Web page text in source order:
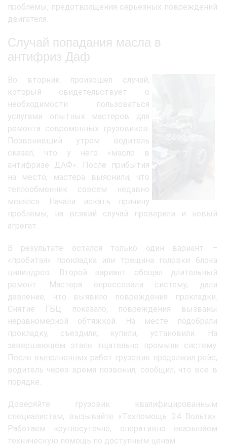
проблемы, предотвращения серьезных повреждений
двигателя.
Случай попадания масла в
антифриз Даф
Во вторник произошел случай,
который свидетельствует о
необходимости пользоваться
услугами опытных мастеров для
ремонта современных грузовиков.
Позвонивший утром водитель
сказал, что у него «масло в
антифризе ДАФ». После прибытия
на место, мастера выяснили, что
теплообменник совсем недавно
менялся. Начали искать причину
проблемы, на всякий случай проверили и новый
агрегат.
В результате остался только один вариант –
«пробитая» прокладка или трещина головки блока
цилиндров. Второй вариант обещал длительный
ремонт. Мастера опрессовали систему, дали
давление, что выявило повреждения прокладки.
Снятие ГБЦ показало, повреждения вызваны
неравномерной обтяжкой. На месте подобрали
прокладку, съездили, купили, установили. На
завершающем этапе тщательно промыли систему.
После выполненных работ грузовик продолжил рейс,
водитель через время позвонил, сообщил, что все в
порядке.
Доверяйте грузовик квалифицированным
специалистам, вызывайте «Техпомощь 24 Вольта».
Работаем круглосуточно, оперативно оказываем
техническую помощь по доступным ценам.